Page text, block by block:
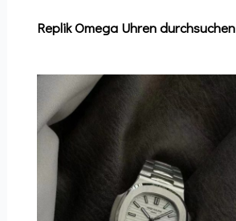
Replik Omega Uhren durchsuchen